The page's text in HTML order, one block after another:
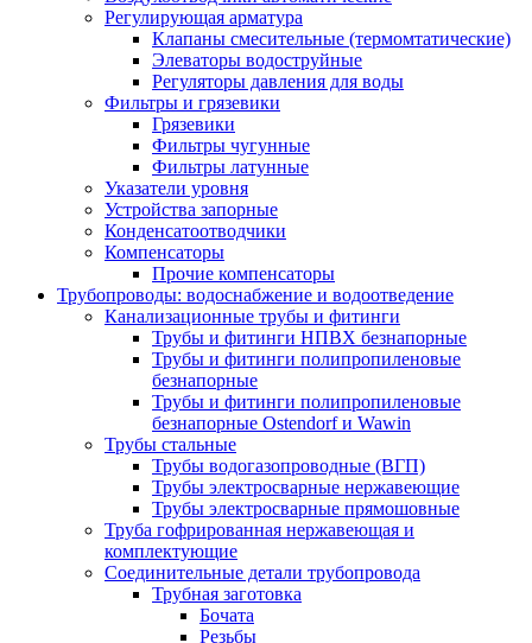
Регулирующая арматура
Клапаны смесительные (термомтатические)
Элеваторы водоструйные
Регуляторы давления для воды
Фильтры и грязевики
Грязевики
Фильтры чугунные
Фильтры латунные
Указатели уровня
Устройства запорные
Конденсатоотводчики
Компенсаторы
Прочие компенсаторы
Трубопроводы: водоснабжение и водоотведение
Канализационные трубы и фитинги
Трубы и фитинги НПВХ безнапорные
Трубы и фитинги полипропиленовые
безнапорные
Трубы и фитинги полипропиленовые
безнапорные Ostendorf и Wawin
Трубы стальные
Трубы водогазопроводные (ВГП)
Трубы электросварные нержавеющие
Трубы электросварные прямошовные
Труба гофрированная нержавеющая и
комплектующие
Соединительные детали трубопровода
Трубная заготовка
Бочата
Резьбы